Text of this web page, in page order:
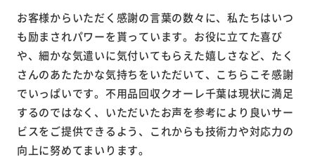
お客様からいただく感謝の言葉の数々に、私たちはいつ
も励まされパワーを貰っています。お役に立てた喜び
や、細かな気遣いに気付いてもらえた嬉しさなど、たく
さんのあたたかな気持ちをいただいて、こちらこそ感謝
でいっぱいです。不用品回収クオーレ千葉は現状に満足
するのではなく、いただいたお声を参考により良いサー
ビスをご提供できるよう、これからも技術力や対応力の
向上に努めてまいります。